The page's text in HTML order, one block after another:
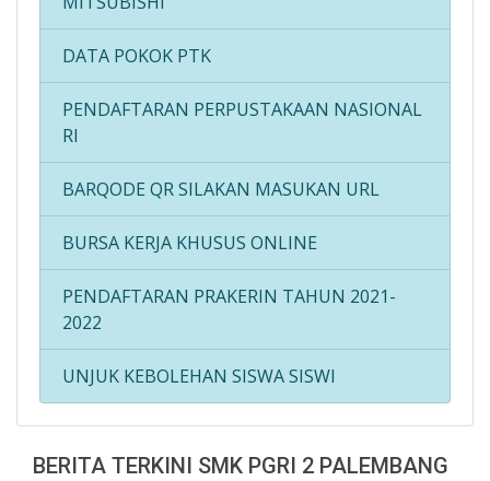
DATA POKOK PTK
PENDAFTARAN PERPUSTAKAAN NASIONAL
RI
BARQODE QR SILAKAN MASUKAN URL
BURSA KERJA KHUSUS ONLINE
PENDAFTARAN PRAKERIN TAHUN 2021-
2022
UNJUK KEBOLEHAN SISWA SISWI
BERITA TERKINI SMK PGRI 2 PALEMBANG